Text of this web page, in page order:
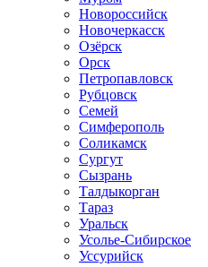
Новороссийск
Новочеркасск
Озёрск
Орск
Петропавловск
Рубцовск
Семей
Симферополь
Соликамск
Сургут
Сызрань
Талдыкорган
Тараз
Уральск
Усолье-Сибирское
Уссурийск